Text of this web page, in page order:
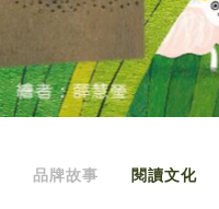
品牌故事 閱讀文化